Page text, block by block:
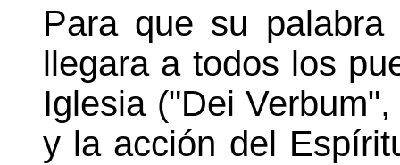
Para que su palabra
llegara a todos los
Iglesia ("Dei
y la acción del